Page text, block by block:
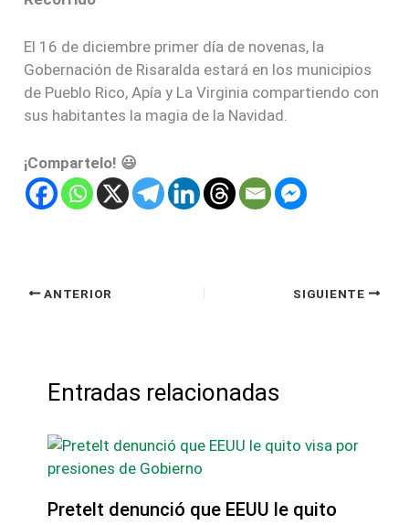
El 16 de diciembre primer día de novenas, la
Gobernación de Risaralda estará en los municipios
de Pueblo Rico, Apía y La Virginia compartiendo con
sus habitantes la magia de la Navidad.
¡Compartelo! 😃
ANTERIOR SIGUIENTE
Entradas relacionadas
Pretelt denunció que EEUU le quito